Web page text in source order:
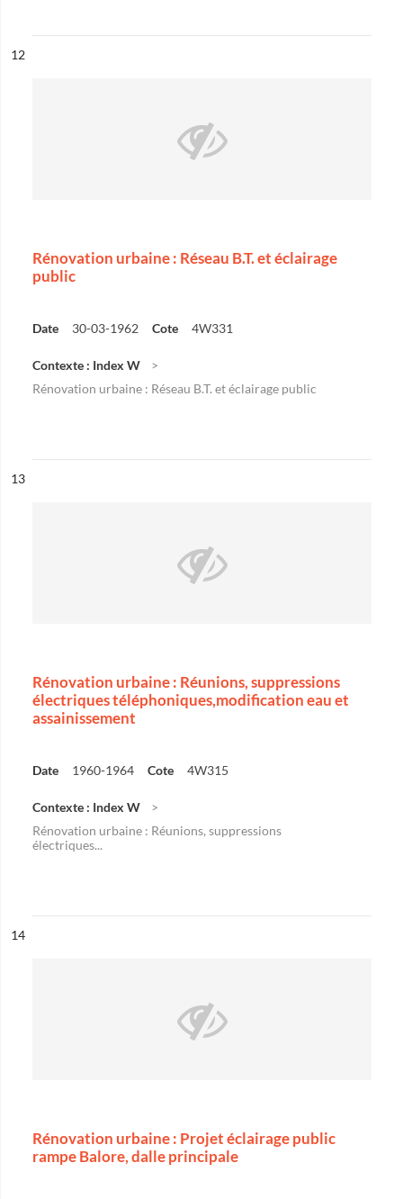
n°
12
Rénovation urbaine : Réseau B.T. et éclairage
public
Date 30-03-1962 Cote 4W331
Contexte : Index W
Rénovation urbaine : Réseau B.T. et éclairage public
n°
13
Rénovation urbaine : Réunions, suppressions
électriques téléphoniques,modification eau et
assainissement
Date 1960-1964 Cote 4W315
Contexte : Index W
Rénovation urbaine : Réunions, suppressions
électriques...
n°
14
Rénovation urbaine : Projet éclairage public
rampe Balore, dalle principale